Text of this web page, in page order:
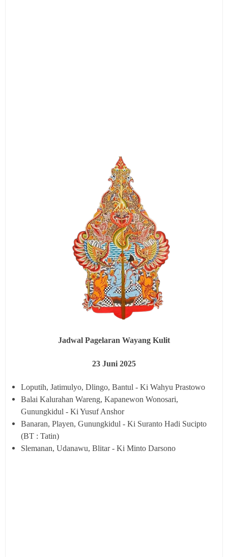
Jadwal Pagelaran Wayang Kulit
23 Juni 2025
Loputih, Jatimulyo, Dlingo, Bantul - Ki Wahyu Prastowo
Balai Kalurahan Wareng, Kapanewon Wonosari,
Gunungkidul - Ki Yusuf Anshor
Banaran, Playen, Gunungkidul - Ki Suranto Hadi Sucipto
(BT : Tatin)
Slemanan, Udanawu, Blitar - Ki Minto Darsono